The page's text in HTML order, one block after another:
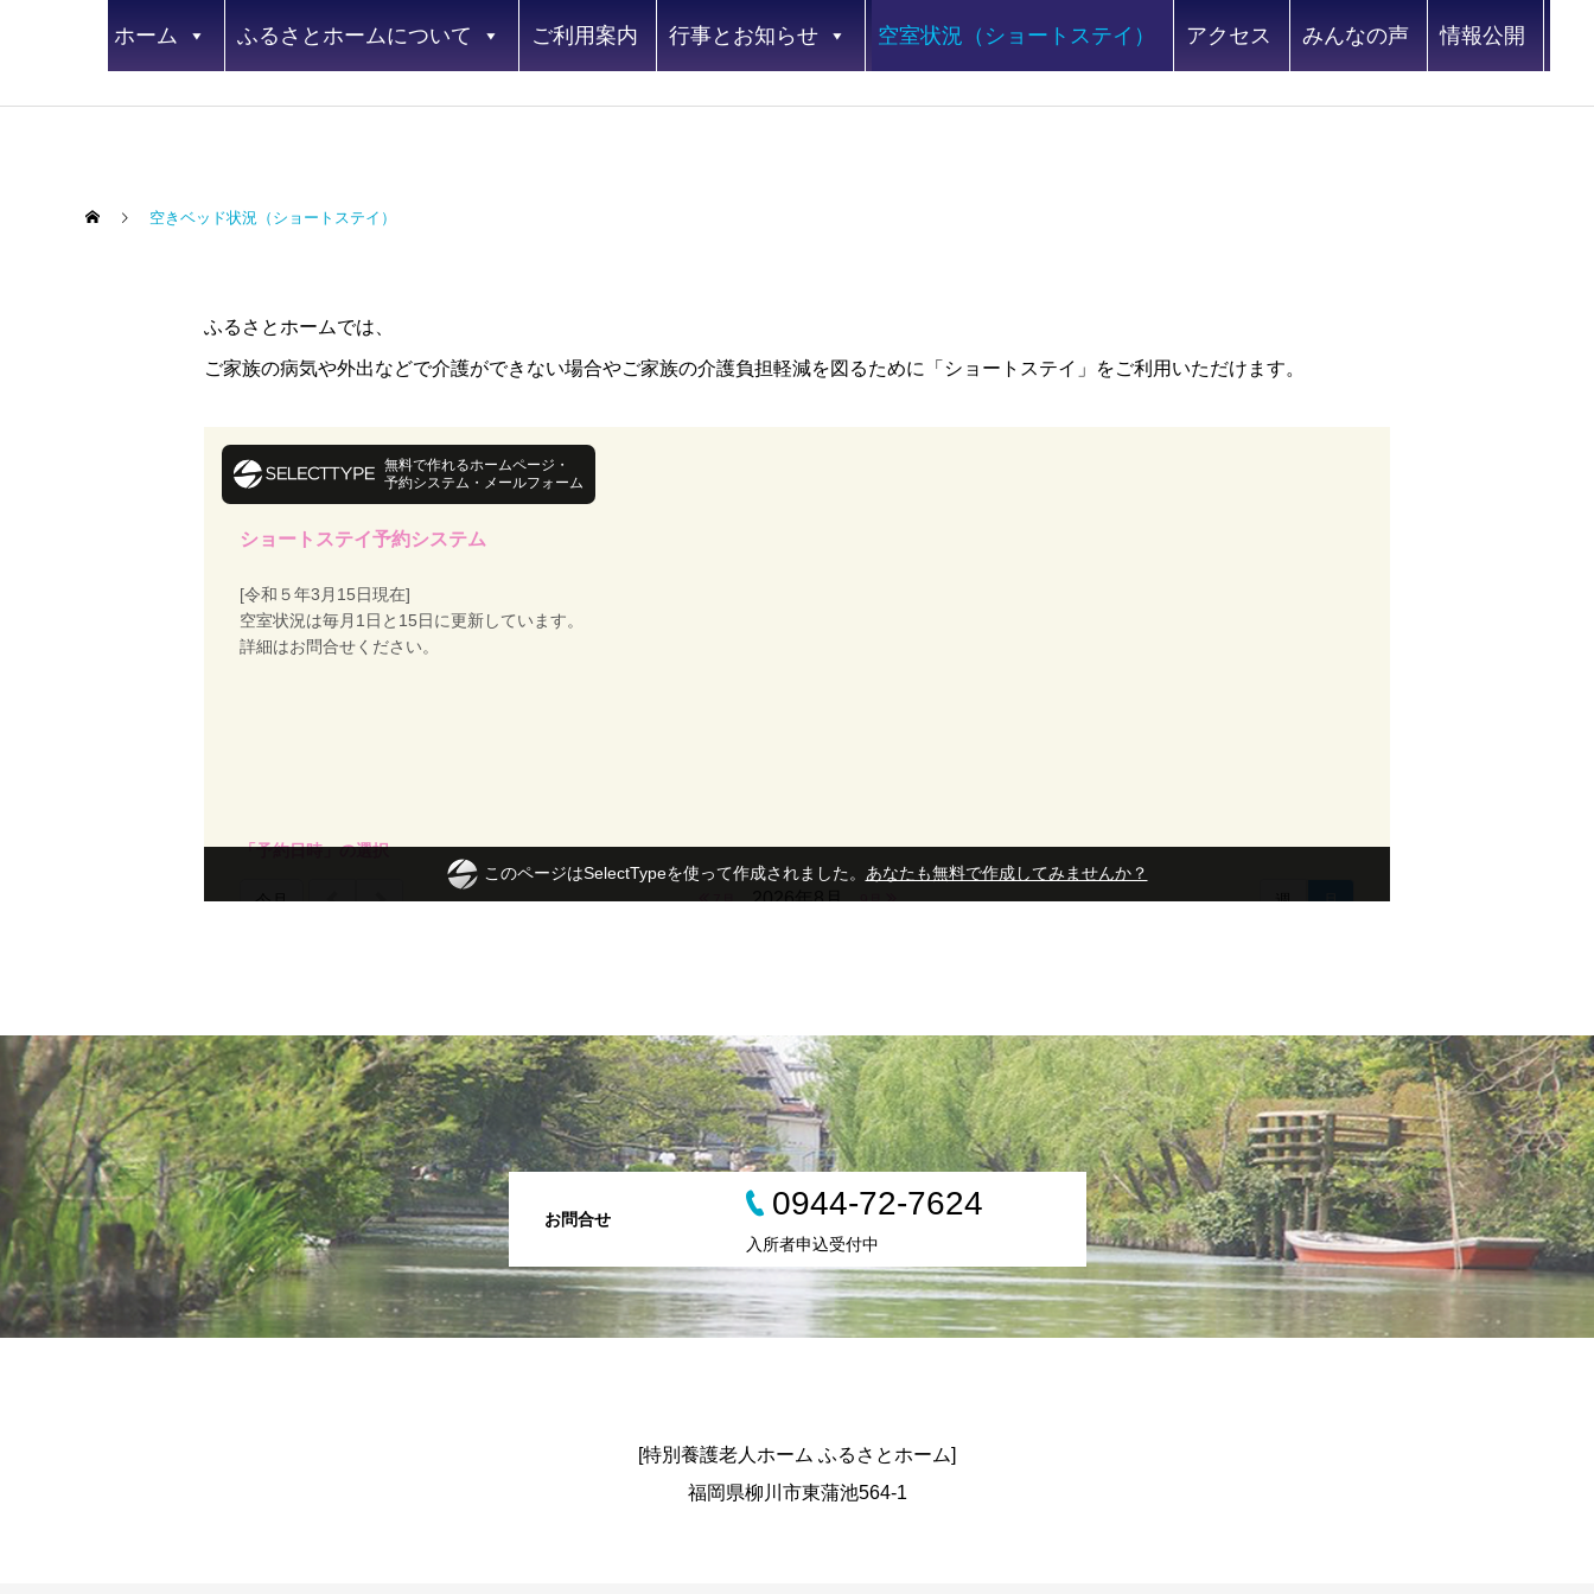
ホーム ふるさとホームについて ご利用案内 行事とお知らせ 空室状況（ショートステイ） アクセス みんなの声 情報公開
空きベッド状況（ショートステイ）
ふるさとホームでは、
ご家族の病気や外出などで介護ができない場合やご家族の介護負担軽減を図るために「ショートステイ」をご利用いただけます。
お問合せ 0944-72-7624
入所者申込受付中
[特別養護老人ホーム ふるさとホーム]
福岡県柳川市東蒲池564-1